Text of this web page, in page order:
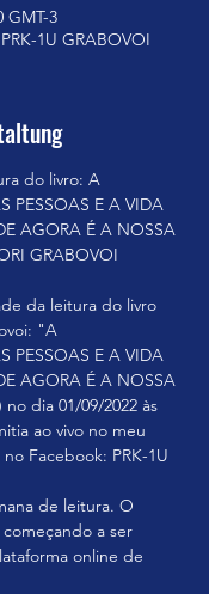
GMT-3
1U GRABOVOI
do livro: A
PESSOAS E A VIDA
AGORA É A NOSSA
GRABOVOI
da leitura do livro
"A
PESSOAS E A VIDA
AGORA É A NOSSA
no dia 01/09/2022 às
ao vivo no meu
Facebook: PRK-1U
de leitura. O
a ser
online de